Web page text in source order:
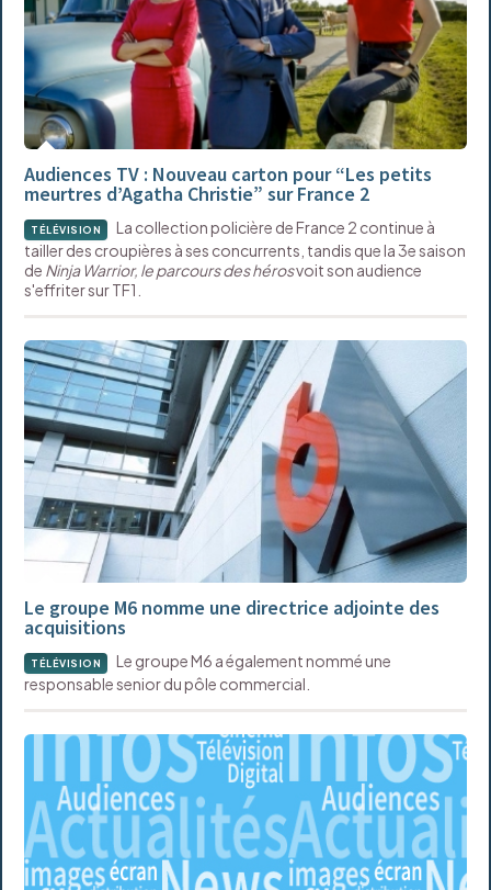
Audiences TV : Nouveau carton pour “Les petits
meurtres d’Agatha Christie” sur France 2
TÉLÉVISION
La collection policière de France 2 continue à
tailler des croupières à ses concurrents, tandis que la 3e saison
de Ninja Warrior, le parcours des hérosvoit son audience
s'effriter sur TF1.
Le groupe M6 nomme une directrice adjointe des
acquisitions
TÉLÉVISION
Le groupe M6 a également nommé une
responsable senior du pôle commercial.